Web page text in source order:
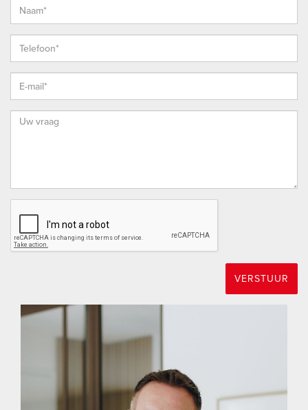
kantoor.
EIGEN NVM MAKELAAR
partij. Ons advies bij het kopen van jouw nieuwe woning is
opdrachtgever (verkoper/verhuurder) aan makelaar verstrekte
gegevens en tekeningen. Desondanks kunnen aan deze
presentatie geen rechten worden ontleend en aanvaardt de
makelaar of zijn opdrachtgever (verkoper/verhuurder) geen
enkele aansprakelijkheid voor enige onvolledigheid,
onjuistheid of anderszins -dan wel de gevolgen daarvan- van
de in deze presentatie verstrekte informatie of elke andere
belanghebbende) verstrekte informatie m.b.t. het te koop (of
te huur) aangeboden object. Alle opgegeven maten en
oppervlakten zijn daarnaast slechts indicatief. Mocht deze
presentatie of andere verstrekte informatie m.b.t. het te koop
VERSTUUR